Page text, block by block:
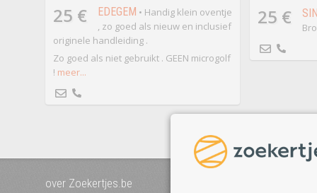
25 € EDEGEM • Handig klein oventje
, zo goed als nieuw en inclusief
originele handleiding .
Zo goed als niet gebruikt . GEEN microgolf
! meer...
25 €
over Zoekertjes.be